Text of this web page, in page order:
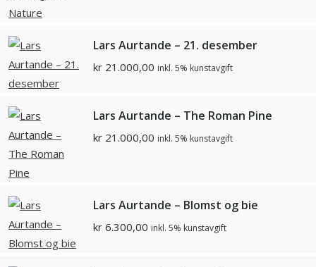
Lars Aurtande – 21. desember
kr 21.000,00 inkl. 5% kunstavgift
Lars Aurtande – The Roman Pine
kr 21.000,00 inkl. 5% kunstavgift
Lars Aurtande – Blomst og bie
kr 6.300,00 inkl. 5% kunstavgift